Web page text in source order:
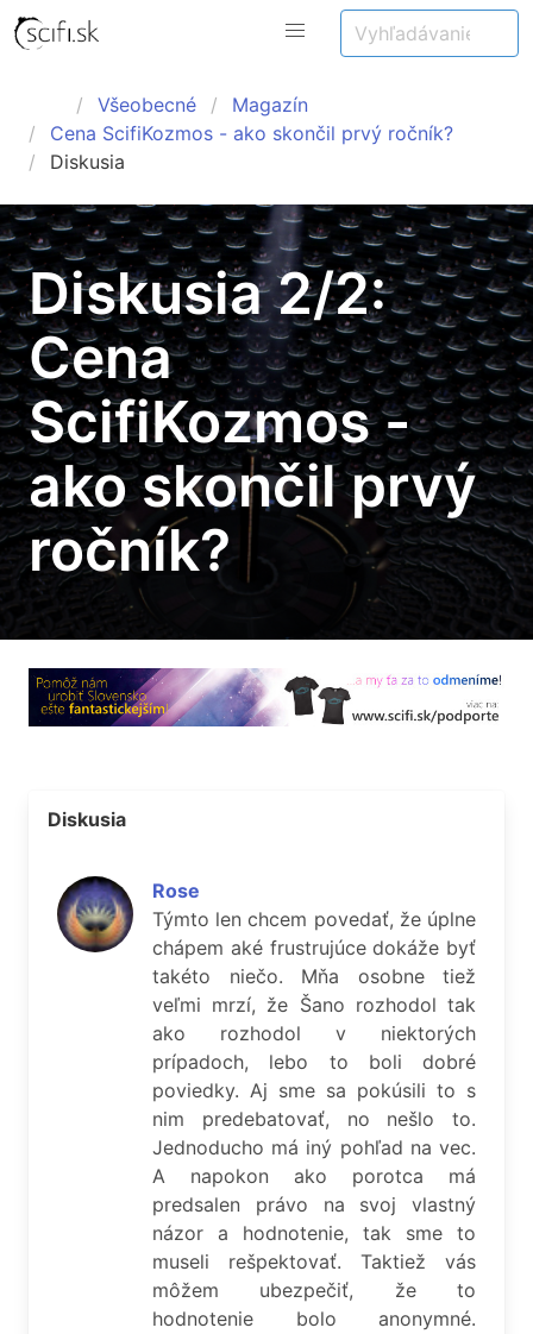
Všeobecné
Magazín
Cena ScifiKozmos - ako skončil prvý ročník?
Diskusia
Diskusia 2/2:
Cena
ScifiKozmos -
ako skončil prvý
ročník?
Diskusia
Rose
Týmto len chcem povedať, že úplne
chápem aké frustrujúce dokáže byť
takéto niečo. Mňa osobne tiež
veľmi mrzí, že Šano rozhodol tak
ako rozhodol v niektorých
prípadoch, lebo to boli dobré
poviedky. Aj sme sa pokúsili to s
nim predebatovať, no nešlo to.
Jednoducho má iný pohľad na vec.
A napokon ako porotca má
predsalen právo na svoj vlastný
názor a hodnotenie, tak sme to
museli rešpektovať. Taktiež vás
môžem ubezpečiť, že to
hodnotenie bolo anonymné.